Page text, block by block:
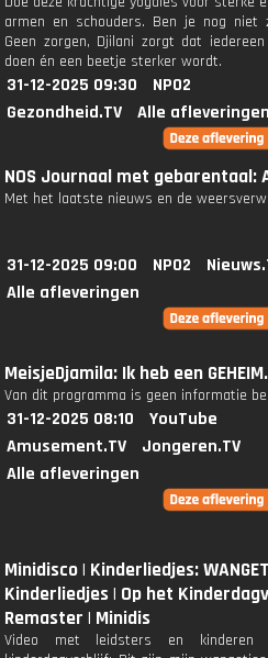
armen en schouders. Ben je nog niet
Geen zorgen, Djilani zorgt dat
doen én een beetje sterker wordt.
31-12-2025 09:30
NPO2
Gezondheid.TV
Alle
NOS Journaal met gebarentaal:
Met het laatste nieuws en de
31-12-2025 09:00 NPO2
Alle afleveringen
MeisjeDjamila: Ik heb een
Van dit programma is geen informatie
31-12-2025 08:10
YouTube
Amusement.TV
Jongeren.TV
Alle afleveringen
Minidisco | Kinderliedjes:
Kinderliedjes | Op het
Remaster | Minidis
Video met leidsters en kinderen